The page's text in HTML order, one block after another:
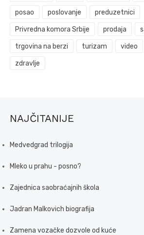
posao poslovanje preduzetnici
Privredna komora Srbije prodaja
trgovina na berzi turizam video
zdravlje
NAJČITANIJE
Medvedgrad trilogija
Mleko u prahu - posno?
Zajednica saobraćajnih škola
Jadran Malkovich biografija
Zamena vozačke dozvole od kuće